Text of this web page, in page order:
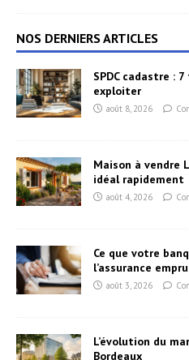
NOS DERNIERS ARTICLES
SPDC cadastre :
exploiter
août 8, 2026
Maison à vendre
idéal rapidement
août 4, 2026
Ce que votre
l’assurance
août 3, 2026
L’évolution du
Bordeaux